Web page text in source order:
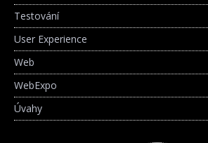
Testování
User Experience
Web
WebExpo
Úvahy